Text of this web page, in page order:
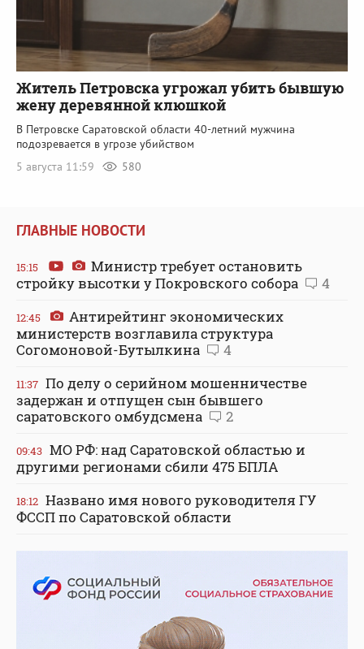
Житель Петровска угрожал убить бывшую
жену деревянной клюшкой
В Петровске Саратовской области 40-летний мужчина
подозревается в угрозе убийством
5 августа 11:59
580
ГЛАВНЫЕ НОВОСТИ
15:15
Министр требует остановить
стройку высотки у Покровского собора
4
12:45
Антирейтинг экономических
министерств возглавила структура
Согомоновой-Бутылкина
4
11:37 По делу о серийном мошенничестве
задержан и отпущен сын бывшего
саратовского омбудсмена
2
09:43 МО РФ: над Саратовской областью и
другими регионами сбили 475 БПЛА
18:12 Названо имя нового руководителя ГУ
ФССП по Саратовской области